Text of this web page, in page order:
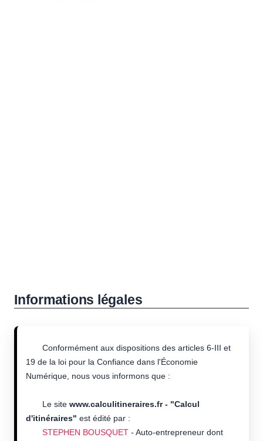
Informations légales
Conformément aux dispositions des articles 6-III et
19 de la loi pour la Confiance dans l'Économie
Numérique, nous vous informons que :
Le site www.calculitineraires.fr - "Calcul
d'itinéraires" est édité par :
STEPHEN BOUSQUET - Auto-entrepreneur dont